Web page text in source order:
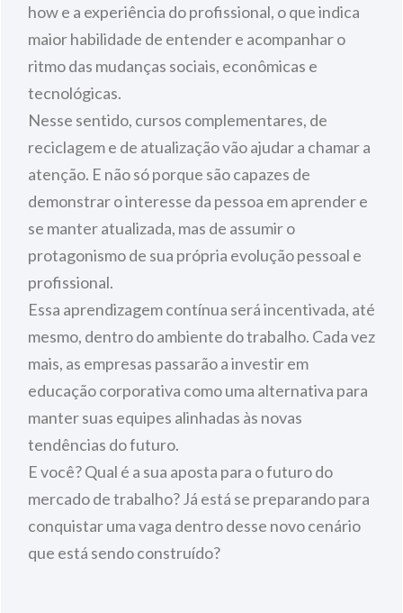
how e a experiência do profissional, o que indica
maior habilidade de entender e acompanhar o
ritmo das mudanças sociais, econômicas e
tecnológicas.
Nesse sentido, cursos complementares, de
reciclagem e de atualização vão ajudar a chamar a
atenção. E não só porque são capazes de
demonstrar o interesse da pessoa em aprender e
se manter atualizada, mas de assumir o
protagonismo de sua própria evolução pessoal e
profissional.
Essa aprendizagem contínua será incentivada, até
mesmo, dentro do ambiente do trabalho. Cada vez
mais, as empresas passarão a investir em
educação corporativa como uma alternativa para
manter suas equipes alinhadas às novas
tendências do futuro.
E você? Qual é a sua aposta para o futuro do
mercado de trabalho? Já está se preparando para
conquistar uma vaga dentro desse novo cenário
que está sendo construído?